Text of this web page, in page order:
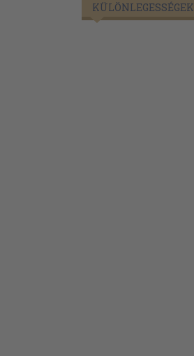
KÜLÖNLEGESSÉGEK